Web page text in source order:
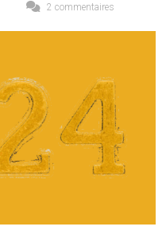
2 commentaires